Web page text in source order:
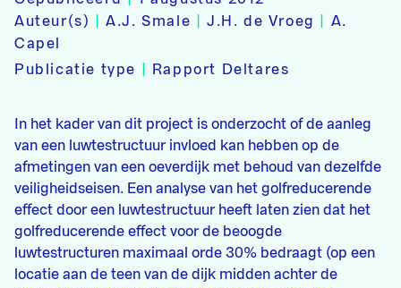
Auteur(s)
|A.J. Smale |J.H. de Vroeg
A.
Capel
Publicatie type
Rapport Deltares
In het kader van dit project is onderzocht of de aanleg
van een luwtestructuur invloed kan hebben op de
afmetingen van een oeverdijk met behoud van dezelfde
veiligheidseisen. Een analyse van het golfreducerende
effect door een luwtestructuur heeft laten zien dat het
golfreducerende effect voor de beoogde
luwtestructuren maximaal orde 30% bedraagt (op een
locatie aan de teen van de dijk midden achter de